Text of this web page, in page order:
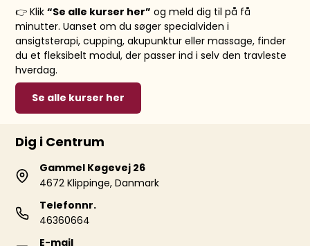
👉 Klik“Se alle kurser her” og meld dig til på få
minutter. Uanset om du søger specialviden i
ansigtsterapi, cupping, akupunktur eller massage, finder
du et fleksibelt modul, der passer ind i selv den travleste
hverdag.
Se alle kurser her
Dig i Centrum
Gammel Køgevej 26
4672 Klippinge, Danmark
Telefonnr.
46360664
E-mail